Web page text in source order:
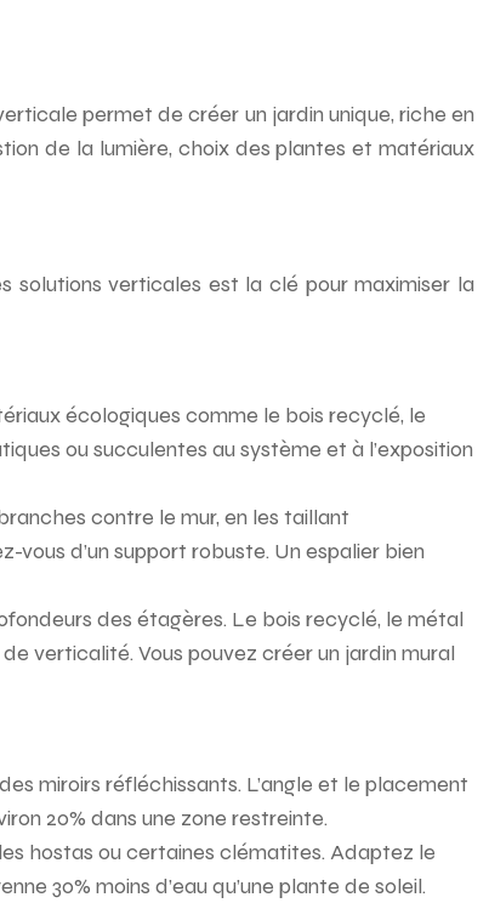
permet de créer un jardin unique, riche en
de la lumière, choix des plantes et matériaux
solutions verticales est la clé pour maximiser la
écologiques comme le bois recyclé, le
ou succulentes au système et à l’exposition
contre le mur, en les taillant
d’un support robuste. Un espalier bien
des étagères. Le bois recyclé, le métal
verticalité. Vous pouvez créer un jardin mural
miroirs réfléchissants. L’angle et le placement
20% dans une zone restreinte.
hostas ou certaines clématites. Adaptez le
30% moins d’eau qu’une plante de soleil.